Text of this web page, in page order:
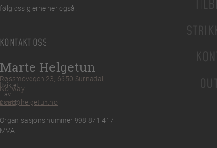
følg oss gjerne her også.
KONTAKT OSS
Marte Helgetun
Røssmovegen 23, 6650 Surnadal,
Norway
post@helgetun.no
Organisasjons nummer 998 871 417
MVA
av